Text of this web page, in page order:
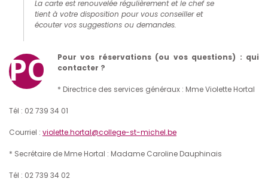
La carte est renouvelée régulièrement et le chef se
tient à votre disposition pour vous conseiller et
écouter vos suggestions ou demandes.
PO
Pour vos réservations (ou vos questions) : qui
contacter ?
* Directrice des services généraux : Mme Violette Hortal
Tél : 02 739 34 01
Courriel : violette.hortal@college-st-michel.be
* Secrétaire de Mme Hortal : Madame Caroline Dauphinais
Tél : 02 739 34 02